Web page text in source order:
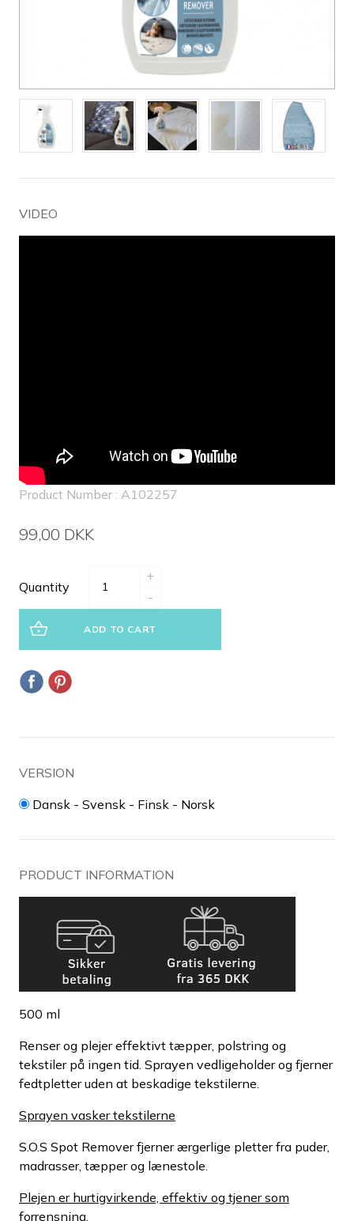
VIDEO
Product Number : A102257
99,00 DKK
Quantity
+
-
ADD TO CART
VERSION
Dansk - Svensk - Finsk - Norsk
PRODUCT INFORMATION
500 ml
Renser og plejer effektivt tæpper, polstring og
tekstiler på ingen tid. Sprayen vedligeholder og fjerner
fedtpletter uden at beskadige tekstilerne.
Sprayen vasker tekstilerne
S.O.S Spot Remover fjerner ærgerlige pletter fra puder,
madrasser, tæpper og lænestole.
Plejen er hurtigvirkende, effektiv og tjener som
forrensning.